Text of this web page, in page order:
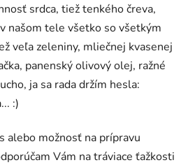
srdca, tiež tenkého čreva,
našom tele všetko so všetkým
veľa zeleniny, mliečnej kvasenej
panenský olivový olej, ražné
ja sa rada držím hesla:
:)
alebo možnosť na prípravu
Vám na tráviace ťažkosti